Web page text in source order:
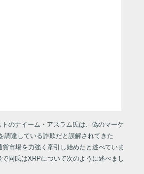
のナイーム・アスラム氏は、偽のマーケ
調達している詐欺だと誤解されてきた
貨市場を力強く牽引し始めたと述べていま
同氏はXRPについて次のように述べまし